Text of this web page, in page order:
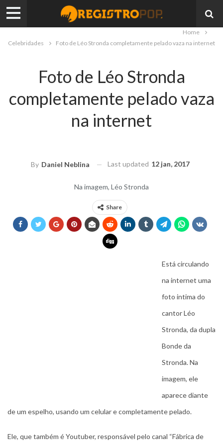
Home
Celebridades
Foto de Léo Stronda completamente pelado vaza na internet
Foto de Léo Stronda
completamente pelado vaza
na internet
By Daniel Neblina Last updated 12 jan, 2017
Na imagem, Léo Stronda
Share
Está circulando
na internet uma
foto intima do
cantor Léo
Stronda, da dupla
Bonde da
Stronda. Na
imagem, ele
aparece diante
de um espelho, usando um celular e completamente pelado.
Ele, que também é Youtuber, responsável pelo canal “Fábrica de